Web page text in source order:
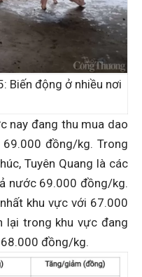
Biến động ở nhiều nơi
nay đang thu mua dao
đồng/kg. Trong
Tuyên Quang là các
nước 69.000 đồng/kg.
khu vực với 67.000
lại trong khu vực đang
đồng/kg.